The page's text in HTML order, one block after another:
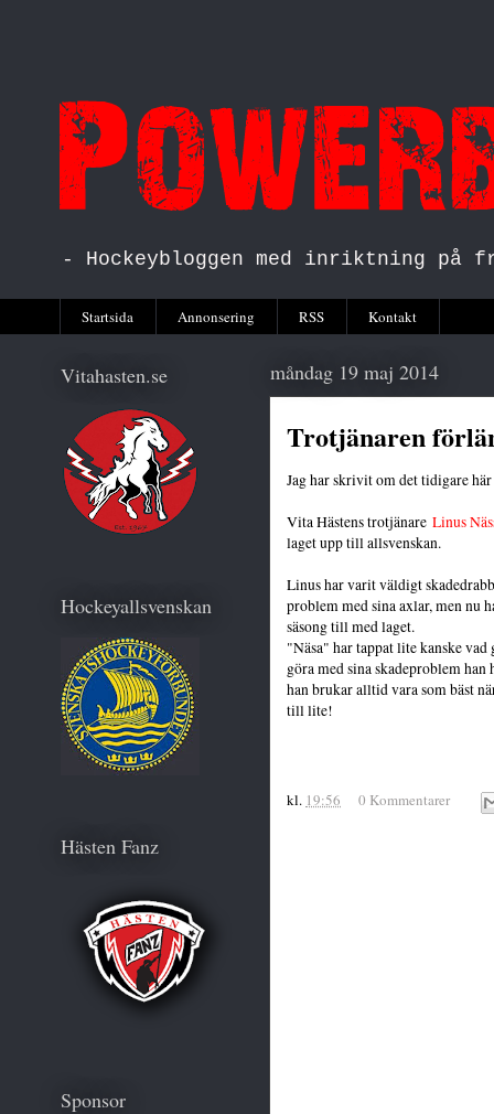
- Hockeybloggen med inriktning på
Startsida Annonsering RSS Kontakt
måndag 19 maj 2014
Trotjänaren
Jag har skrivit om det tidigare
Vita Hästens trotjänare Linus
laget upp till allsvenskan.
Linus har varit väldigt
problem med sina axlar, men nu
säsong till med laget.
"Näsa" har tappat lite kanske
göra med sina skadeproblem
han brukar alltid vara som bäst
till lite!
kl. 19:56 0 Kommentarer
Vitahasten.se
Hockeyallsvenskan
Hästen Fanz
Sponsor